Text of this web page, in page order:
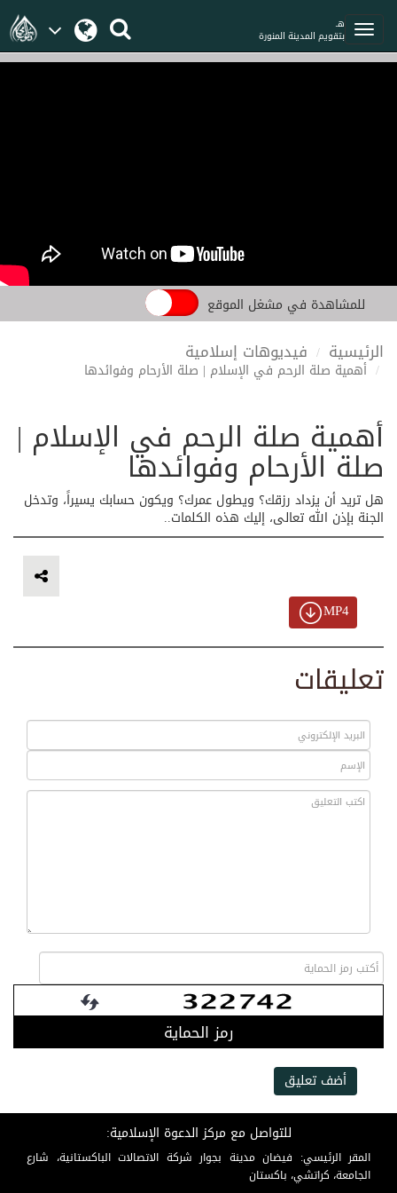
هـ
بتقويم المدينة المنورة
للمشاهدة في مشغل الموقع
الرئيسية فيديوهات إسلامية
أهمية صلة الرحم في الإسلام | صلة الأرحام وفوائدها
أهمية صلة الرحم في الإسلام |
صلة الأرحام وفوائدها
هل تريد أن يزداد رزقك؟ ويطول عمرك؟ ويكون حسابك يسيراً، وتدخل
الجنة بإذن الله تعالى، إليك هذه الكلمات..
MP4
تعليقات
رمز الحماية
أضف تعليق
للتواصل مع مركز الدعوة الإسلامية:
المقر الرئيسي: فيضان مدينة بجوار شركة الاتصالات الباكستانية، شارع
الجامعة، كراتشي، باكستان